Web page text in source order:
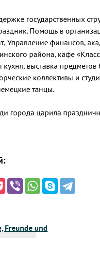
государственных
Помощь в
Управление финансов,
района, кафе
выставка
коллективы и
танцы.
города царила
Freunde und